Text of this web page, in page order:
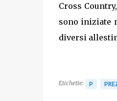
Cross
sono iniziate
diversi
Etichette: P